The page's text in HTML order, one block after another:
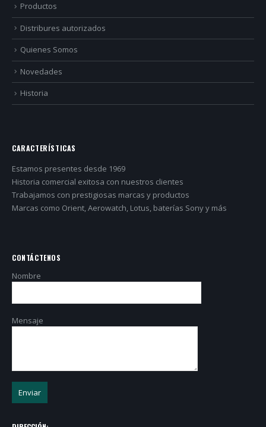
Productos
Distribures autorizados
Quienes Somos
Novedades
Historia
CARACTERÍSTICAS
Estamos presentes desde 1969
Historia comercial exitosa con nuestros clientes
Trabajamos con prestigiosas marcas y productos
Marcas como Orient, Aerowatch, Lotus, baterías Sony y más
CONTÁCTENOS
Nombre
Mensaje